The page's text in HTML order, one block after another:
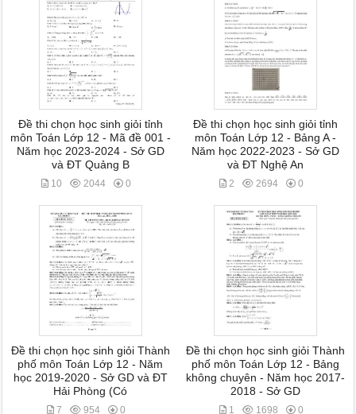
Đề thi chọn học sinh giỏi tỉnh
môn Toán Lớp 12 - Mã đề 001 -
Năm học 2023-2024 - Sở GD
và ĐT Quảng B
10 2044 0
Đề thi chọn học sinh giỏi tỉnh
môn Toán Lớp 12 - Bảng A -
Năm học 2022-2023 - Sở GD
và ĐT Nghệ An
2 2694 0
Đề thi chọn học sinh giỏi Thành
phố môn Toán Lớp 12 - Năm
học 2019-2020 - Sở GD và ĐT
Hải Phòng (Có
7 954 0
Đề thi chọn học sinh giỏi Thành
phố môn Toán Lớp 12 - Bảng
không chuyên - Năm học 2017-
2018 - Sở GD
1 1698 0